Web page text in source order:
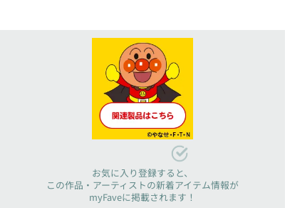
お気に入り登録すると、
この作品・アーティストの新着アイテム情報が
myFaveに掲載されます！